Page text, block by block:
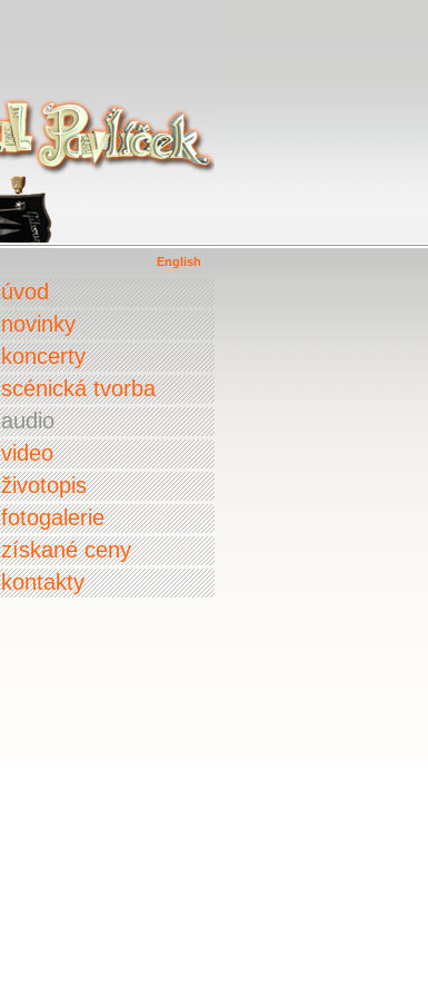
English
úvod
novinky
koncerty
scénická tvorba
audio
video
životopis
fotogalerie
získané ceny
kontakty